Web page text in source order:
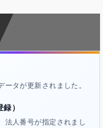
タが更新されました。
）
法人番号が指定されまし